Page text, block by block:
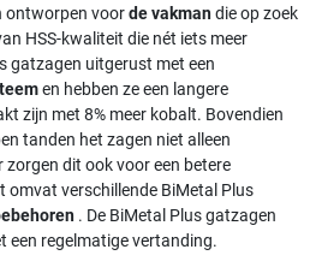
ontworpen voorde vakmandie op zoek
HSS-kwaliteit die nét iets meer
gatzagen uitgerust met een
en hebben ze een langere
zijn met 8% meer kobalt. Bovendien
tanden het zagen niet alleen
zorgen dit ook voor een betere
verschillende BiMetal Plus
. De BiMetal Plus gatzagen
een regelmatige vertanding.